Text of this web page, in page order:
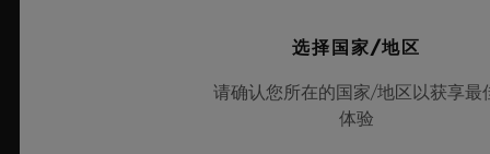
法律声明与使用条款
条款与条件
选择国家/地区
请确认您所在的国家/地区以获享最
体验